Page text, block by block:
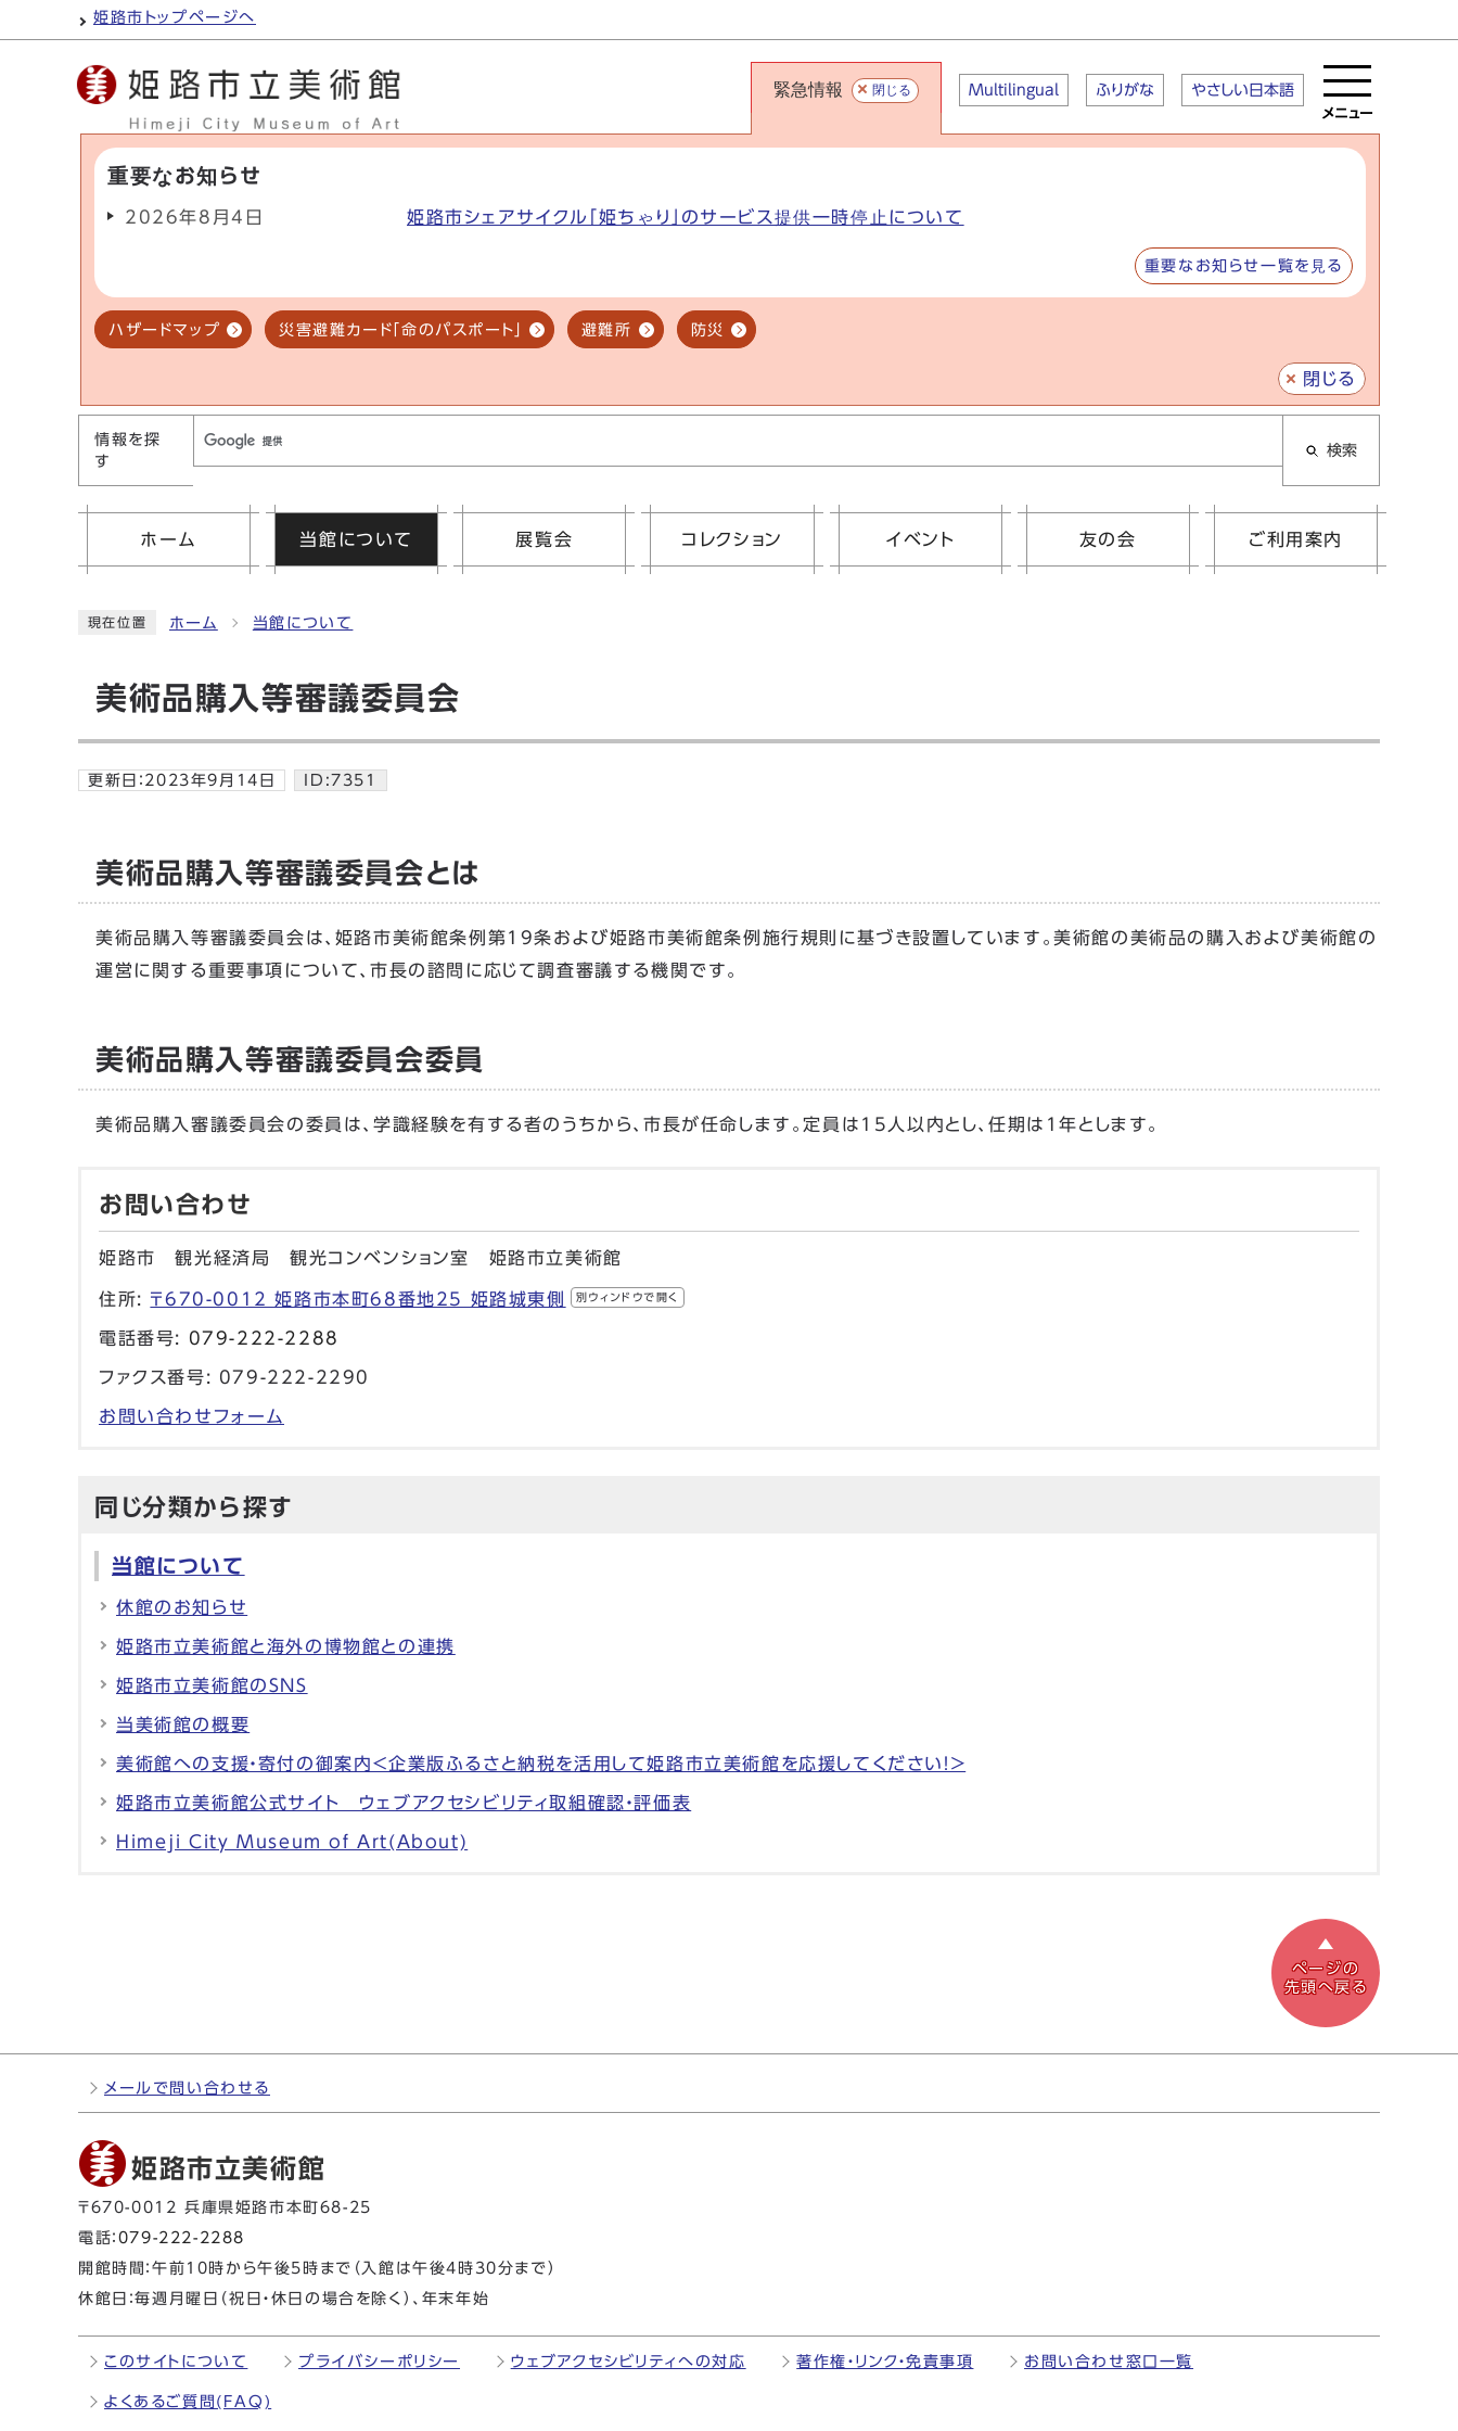
姫路市トップページへ
緊急情報 閉じる
重要なお知らせ
2026年8月4日 姫路市シェアサイクル「姫ちゃり」のサービス提供一時停止について
重要なお知らせ一覧を見る
ハザードマップ 災害避難カード「命のパスポート」 避難所 防災
閉じる
Multilingual ふりがな やさしい日本語
メニュー
情報を探
す
検索
ホーム 当館について 展覧会 コレクション イベント 友の会 ご利用案内
現在位置 ホーム 当館について
美術品購入等審議委員会
更新日： 2023年9月14日 ID:7351
美術品購入等審議委員会とは
美術品購入等審議委員会は、姫路市美術館条例第19条および姫路市美術館条例施行規則に基づき設置しています。美術館の美術品の購入および美術館の
運営に関する重要事項について、市長の諮問に応じて調査審議する機関です。
美術品購入等審議委員会委員
美術品購入審議委員会の委員は、学識経験を有する者のうちから、市長が任命します。定員は15人以内とし、任期は1年とします。
お問い合わせ
姫路市 観光経済局 観光コンベンション室 姫路市立美術館
住所: 〒670-0012 姫路市本町68番地25 姫路城東側 別ウィンドウで開く
電話番号: 079-222-2288
ファクス番号: 079-222-2290
お問い合わせフォーム
同じ分類から探す
当館について
休館のお知らせ
姫路市立美術館と海外の博物館との連携
姫路市立美術館のSNS
当美術館の概要
美術館への支援・寄付の御案内＜企業版ふるさと納税を活用して姫路市立美術館を応援してください！＞
姫路市立美術館公式サイト ウェブアクセシビリティ取組確認・評価表
Himeji City Museum of Art(About)
ページの
先頭へ戻る
メールで問い合わせる
姫路市立美術館
〒670-0012 兵庫県姫路市本町68-25
電話： 079-222-2288
開館時間：午前10時から午後5時まで（入館は午後4時30分まで）
休館日：毎週月曜日（祝日・休日の場合を除く）、年末年始
このサイトについて プライバシーポリシー ウェブアクセシビリティへの対応 著作権・リンク・免責事項 お問い合わせ窓口一覧
よくあるご質問(FAQ)